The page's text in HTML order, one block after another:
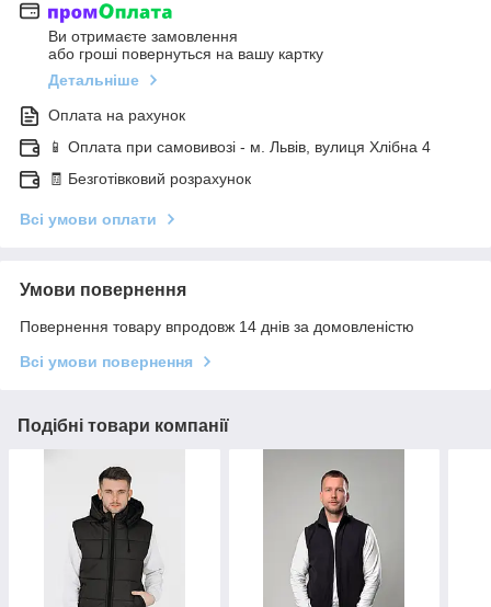
Ви отримаєте замовлення
або гроші повернуться на вашу картку
Детальніше
Оплата на рахунок
📱 Оплата при самовивозі - м. Львів, вулиця Хлібна 4
🧾 Безготівковий розрахунок
Всі умови оплати
Умови повернення
Повернення товару впродовж 14 днів за домовленістю
Всі умови повернення
Подібні товари компанії